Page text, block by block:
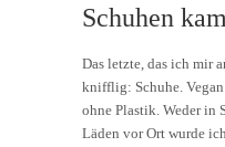
Schuhen
Das letzte, das ich mir
knifflig: Schuhe.
ohne Plastik. Weder in
Läden vor Ort wurde